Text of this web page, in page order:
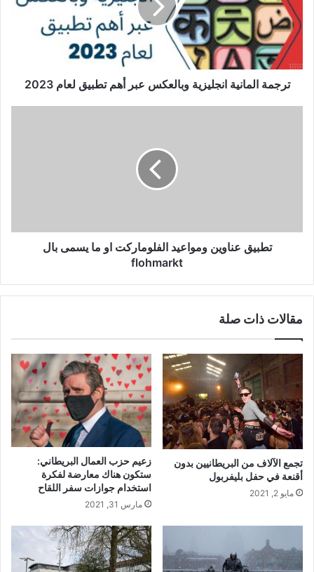
عبر
أهم
تطبيق
لعام
2023
ترجمة المانية انجليزية وبالعكس عبر أهم تطبيق لعام 2023
flohmarkt
تطبيق عناوين ومواعيد الفلوماركت او ما يسمى بال
flohmarkt
مقالات ذات صلة
تجمع الآلاف من البريطانيين بدون
أقنعة في حفل بليفربول
مايو 2, 2021
زعيم حزب العمال البريطاني:
ستكون هناك معارضة لفكرة
استخدام جوازات سفر اللقاح
مارس 31, 2021